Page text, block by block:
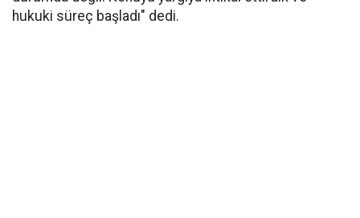
hukuki süreç başladı" dedi.